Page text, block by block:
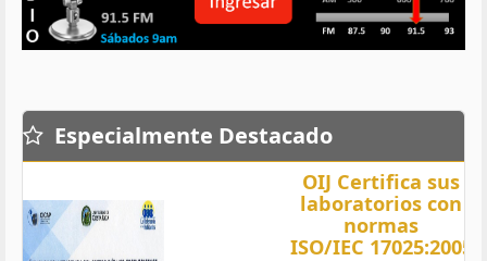
Especialmente Destacado
OIJ Certifica sus
laboratorios con
normas
ISO/IEC 17025:2005